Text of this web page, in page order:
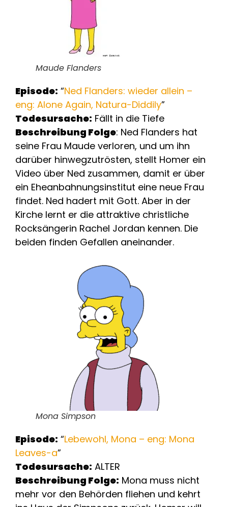
Maude Flanders
Episode: “Ned Flanders: wieder allein –
eng: Alone Again, Natura-Diddily”
Todesursache: Fällt in die Tiefe
Beschreibung Folge: Ned Flanders hat
seine Frau Maude verloren, und um ihn
darüber hinwegzutrösten, stellt Homer ein
Video über Ned zusammen, damit er über
ein Eheanbahnungsinstitut eine neue Frau
findet. Ned hadert mit Gott. Aber in der
Kirche lernt er die attraktive christliche
Rocksängerin Rachel Jordan kennen. Die
beiden finden Gefallen aneinander.
Mona Simpson
Episode: “Lebewohl, Mona – eng: Mona
Leaves-a”
Todesursache: ALTER
Beschreibung Folge: Mona muss nicht
mehr vor den Behörden fliehen und kehrt